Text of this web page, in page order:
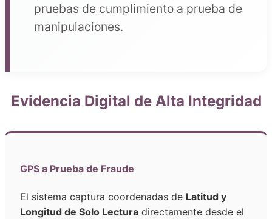
pruebas de cumplimiento a prueba de
manipulaciones.
Evidencia Digital de Alta Integridad
GPS a Prueba de Fraude
El sistema captura coordenadas de Latitud y
Longitud de Solo Lectura directamente desde el